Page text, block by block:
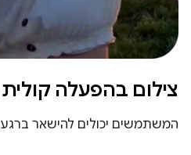
צילום בהפעלה קולית
המשתמשים יכולים להישאר ברגע